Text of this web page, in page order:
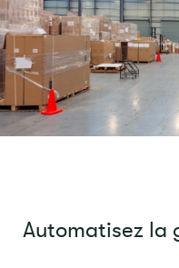
Automatisez la